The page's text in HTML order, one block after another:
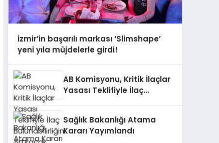
İzmir’in başarılı markası ‘Slimshape’
yeni yıla müjdelerle girdi!
AB Komisyonu, Kritik İlaçlar
Yasası Teklifiyle İlaç
Sağlık Bakanlığı Atama
Kararı Yayımlandı